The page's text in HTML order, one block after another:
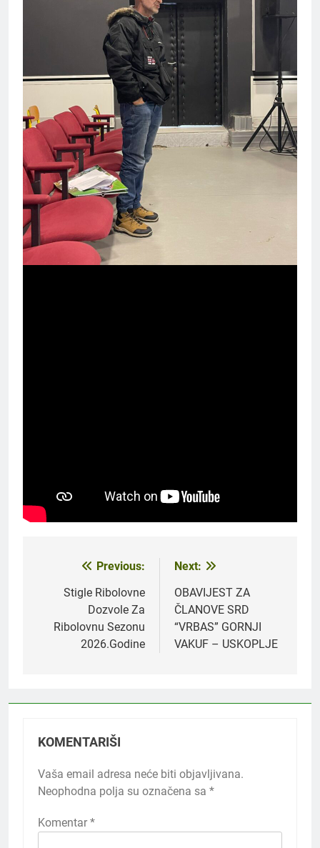
Navigacija
članaka
Previous:
Stigle Ribolovne
Dozvole Za
Ribolovnu Sezonu
2026.Godine
Next:
OBAVIJEST ZA
ČLANOVE SRD
“VRBAS” GORNJI
VAKUF – USKOPLJE
KOMENTARIŠI
Vaša email adresa neće biti objavljivana.
Neophodna polja su označena sa *
Komentar *